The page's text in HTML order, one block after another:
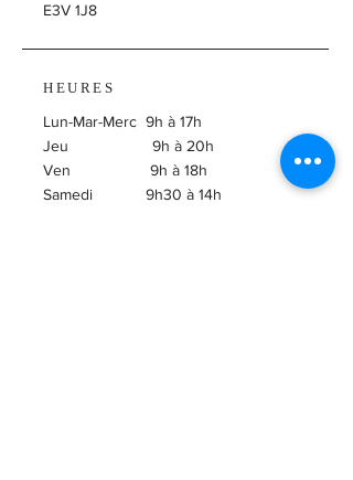
E3V 1J8
HEURES
Lun-Mar-Merc 9h à 17h
Jeu 9h à 20h
Ven 9h à 18h
Samedi 9h30 à 14h